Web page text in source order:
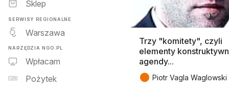
Sklep
SERWISY REGIONALNE
Warszawa
NARZĘDZIA NGO.PL
Wpłacam
Pożytek
Trzy "komitety", czyli
elementy
agendy...
● Piotr Vagla Waglowski